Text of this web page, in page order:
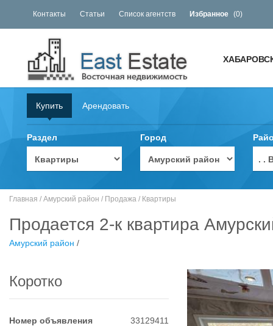
Контакты Статьи Список агентств Избранное (0)
Купить Арендовать
Раздел Город
. .
Главная / Амурский район / Продажа / Квартиры
Продается 2-к квартира
Амурский район /
Коротко
Номер объявления
33129411